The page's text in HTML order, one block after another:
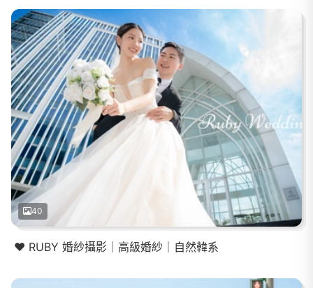
40
❤️ RUBY 婚紗攝影｜高級婚紗｜自然韓系